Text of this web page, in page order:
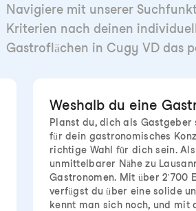
Navigiere mit unserer
Kriterien nach deinen
Gastroflächen in Cugy VD das
Weshalb du eine
Planst du, dich als
für dein gastronomisches
richtige Wahl für dich sein.
unmittelbarer Nähe zu
Gastronomen. Mit über 2'700
verfügst du über eine solide
kennt man sich noch, und mit